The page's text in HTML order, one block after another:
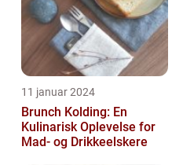
11 januar 2024
Brunch Kolding: En
Kulinarisk Oplevelse for
Mad- og Drikkeelskere